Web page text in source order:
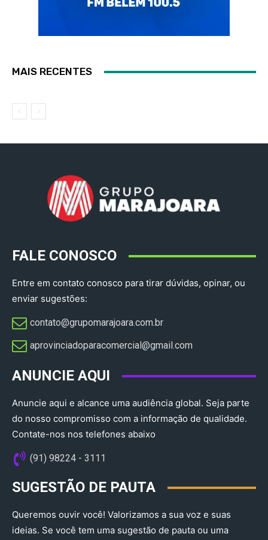
MAIS RECENTES
FALE CONOSCO
Entre em contato conosco para tirar dúvidas, opinar, ou
enviar sugestões:
contato@grupomarajoara.com.br
aprovinciadoparacomercial@gmail.com​
ANUNCIE AQUI
Anuncie aqui e alcance uma audiência global. Seja parte
do nosso compromisso com a informação de qualidade.
Contate-nos nos telefones abaixo
(91) 98224 - 3111
SUGESTÃO DE PAUTA
Queremos ouvir você! Valorizamos a sua voz e suas
ideias. Se você tem uma sugestão de pauta ou uma